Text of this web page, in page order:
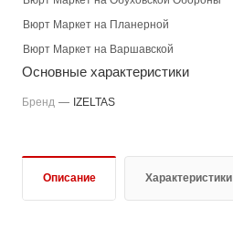
Вюрт Маркет на Планерной
Вюрт Маркет на Варшавской
Основные характеристики
Бренд — IZELTAS
Описание Характеристики